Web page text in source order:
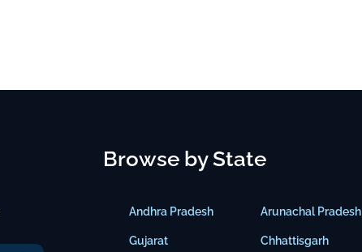
Browse by State
Andhra Pradesh
Gujarat
Arunachal Pradesh
Chhattisgarh